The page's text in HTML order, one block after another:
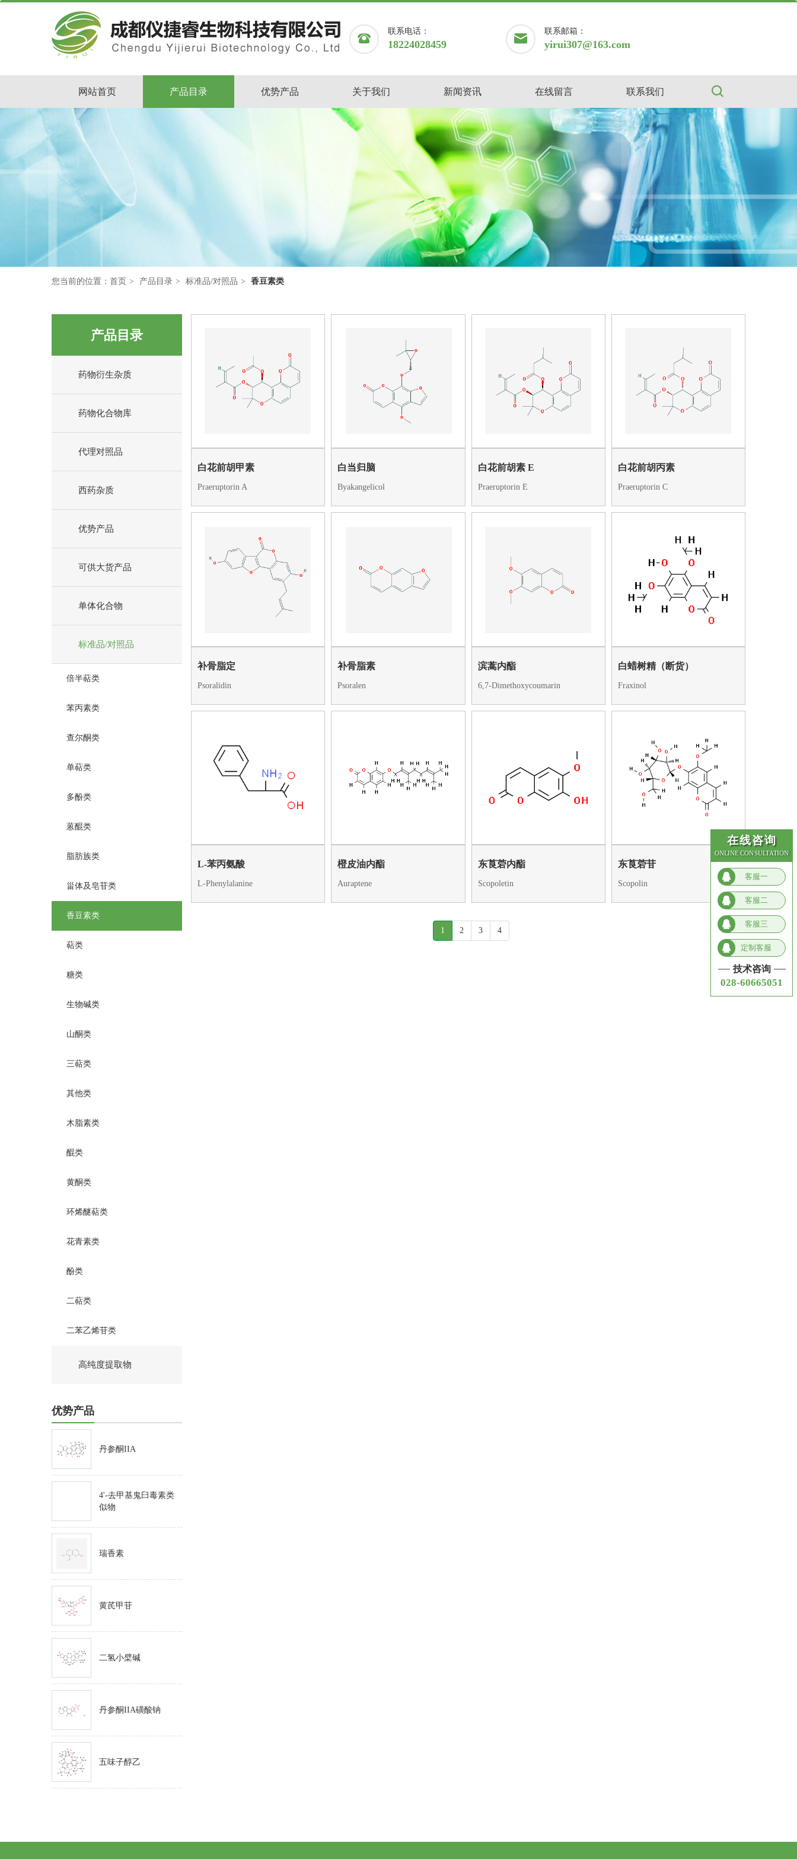
联系电话：
18224028459
联系邮箱：
yirui307@163.com
网站首页 产品目录 优势产品 关于我们 新闻资讯 在线留言 联系我们
您当前的位置： 首页 产品目录 标准品/对照品 香豆素类
产品目录
药物衍生杂质
药物化合物库
代理对照品
西药杂质
优势产品
可供大货产品
单体化合物
标准品/对照品
倍半萜类
苯丙素类
查尔酮类
单萜类
多酚类
蒽醌类
脂肪族类
甾体及皂苷类
香豆素类
萜类
糖类
生物碱类
山酮类
三萜类
其他类
木脂素类
醌类
黄酮类
环烯醚萜类
花青素类
酚类
二萜类
二苯乙烯苷类
高纯度提取物
优势产品
丹参酮IIA
4'-去甲基鬼臼毒素类
似物
瑞香素
黄芪甲苷
二氢小檗碱
丹参酮IIA磺酸钠
五味子醇乙
白花前胡甲素
Praeruptorin A
白当归脑
Byakangelicol
白花前胡素 E
Praeruptorin E
白花前胡丙素
Praeruptorin C
补骨脂定
Psoralidin
补骨脂素
Psoralen
滨蒿内酯
6,7-Dimethoxycoumarin
白蜡树精（断货）
Fraxinol
L-苯丙氨酸
L-Phenylalanine
橙皮油内酯
Auraptene
东莨菪内酯
Scopoletin
东莨菪苷
Scopolin
1 2 3 4
在线咨询
ONLINE CONSULTATION
客服一
客服二
客服三
定制客服
技术咨询
028-60665051